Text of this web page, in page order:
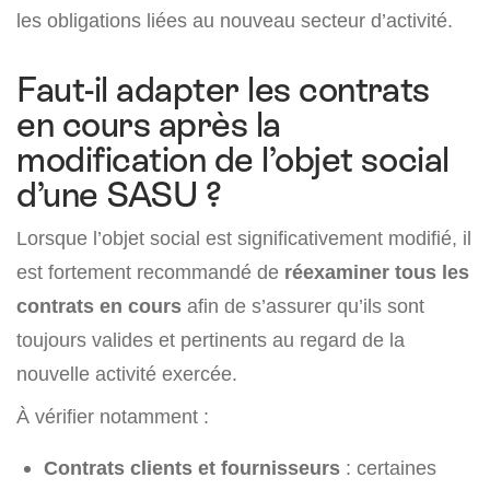
les obligations liées au nouveau secteur d’activité.
Faut-il adapter les contrats
en cours après la
modification de l’objet social
d’une SASU ?
Lorsque l’objet social est significativement modifié, il
est fortement recommandé de réexaminer tous les
contrats en cours afin de s’assurer qu’ils sont
toujours valides et pertinents au regard de la
nouvelle activité exercée.
À vérifier notamment :
Contrats clients et fournisseurs : certaines